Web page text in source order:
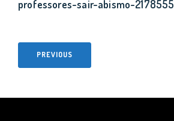
professores-sair-abismo-2178555
PREVIOUS